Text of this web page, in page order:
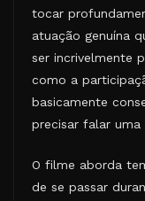
tocar
atuação genuína
ser incrivelmente
como a
basicamente
precisar falar uma
O filme aborda
de se passar